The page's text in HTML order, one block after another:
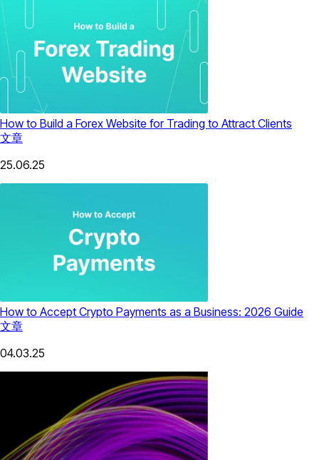
How to Build a Forex Website for Trading to Attract Clients
文章
25.06.25
How to Accept Crypto Payments as a Business: 2026 Guide
文章
04.03.25